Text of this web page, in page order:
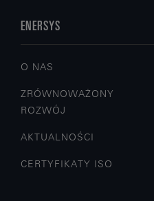
ENERSYS
O NAS
ZRÓWNOWAŻONY
ROZWÓJ
AKTUALNOŚCI
CERTYFIKATY ISO